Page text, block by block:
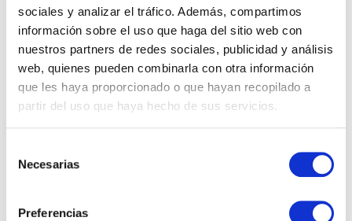
sociales y analizar el tráfico. Además, compartimos
información sobre el uso que haga del sitio web con
nuestros partners de redes sociales, publicidad y análisis
web, quienes pueden combinarla con otra información
que les haya proporcionado o que hayan recopilado a
partir del uso que haya hecho de sus servicios.
Necesarias
Preferencias
Logí­stica
Managed Services
Marketing
RRHH